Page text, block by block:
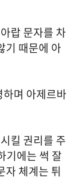
랍 문자를 차
기 때문에 아
며 아제르바
킬 권리를 주
기에는 썩 잘
자 체계는 튀